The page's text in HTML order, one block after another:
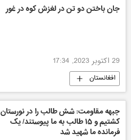
جان باختن دو تن در لغزش کوه در غور
29 اکتوبر 2023, 17:34
افغانستان
جبهه مقاومت: شش طالب را در نورستان
کشتیم و ۱۵ طالب به ما پیوستند/ یک
فرمانده ما شهید شد